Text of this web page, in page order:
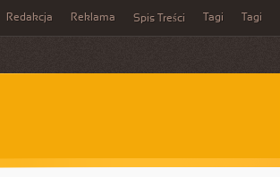
Redakcja Reklama Spis Treści Tagi Tagi